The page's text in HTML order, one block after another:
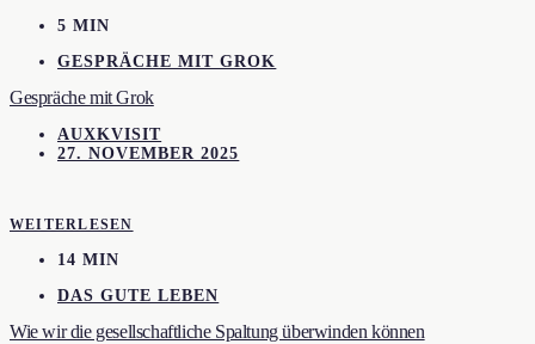
5 MIN
GESPRÄCHE MIT GROK
Gespräche mit Grok
AUXKVISIT
27. NOVEMBER 2025
WEITERLESEN
14 MIN
DAS GUTE LEBEN
Wie wir die gesellschaftliche Spaltung überwinden können